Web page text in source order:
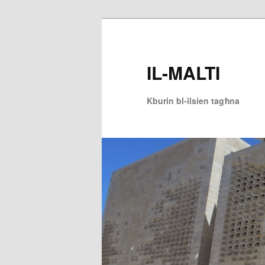
IL-MALTI
Kburin bl-ilsien tagħna